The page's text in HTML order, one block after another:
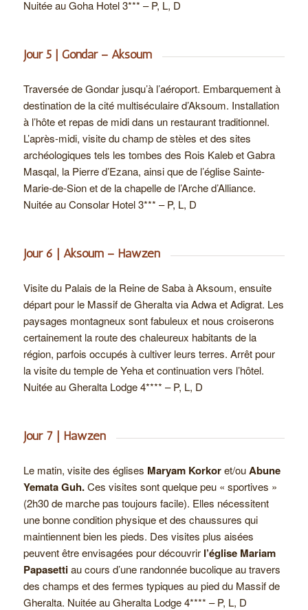
Nuitée au Goha Hotel 3*** – P, L, D
Jour 5 | Gondar – Aksoum
Traversée de Gondar jusqu’à l’aéroport. Embarquement à
destination de la cité multiséculaire d’Aksoum. Installation
à l’hôte et repas de midi dans un restaurant traditionnel.
L’après-midi, visite du champ de stèles et des sites
archéologiques tels les tombes des Rois Kaleb et Gabra
Masqal, la Pierre d’Ezana, ainsi que de l’église Sainte-
Marie-de-Sion et de la chapelle de l’Arche d’Alliance.
Nuitée au Consolar Hotel 3*** – P, L, D
Jour 6 | Aksoum – Hawzen
Visite du Palais de la Reine de Saba à Aksoum, ensuite
départ pour le Massif de Gheralta via Adwa et Adigrat. Les
paysages montagneux sont fabuleux et nous croiserons
certainement la route des chaleureux habitants de la
région, parfois occupés à cultiver leurs terres. Arrêt pour
la visite du temple de Yeha et continuation vers l’hôtel.
Nuitée au Gheralta Lodge 4**** – P, L, D
Jour 7 | Hawzen
Le matin, visite des églises Maryam Korkoret/ouAbune
Yemata Guh.Ces visites sont quelque peu « sportives »
(2h30 de marche pas toujours facile). Elles nécessitent
une bonne condition physique et des chaussures qui
maintiennent bien les pieds. Des visites plus aisées
peuvent être envisagées pour découvrir l’église Mariam
Papasettiau cours d’une randonnée bucolique au travers
des champs et des fermes typiques au pied du Massif de
Gheralta. Nuitée au Gheralta Lodge 4**** – P, L, D